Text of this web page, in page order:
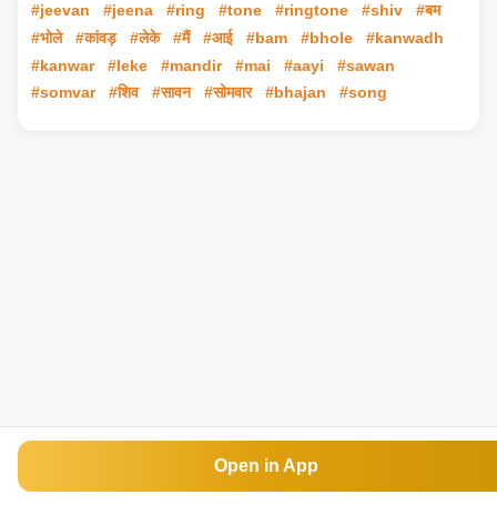
#jeevan
#jeena #ring #tone #ringtone #shiv
#बम
#भोले
#कांवड़ #लेके #मैं #आई #bam #bhole
#kanwadh
#kanwar
#leke #mandir #mai #aayi
#sawan
#somvar
#शिव #सावन #सोमवार #bhajan #song
Open in App